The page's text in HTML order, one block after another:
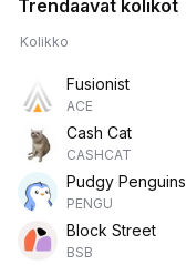
Trendaavat kolikot
Kolikko
Fusionist
ACE
Cash Cat
CASHCAT
Pudgy Penguins
PENGU
Block Street
BSB